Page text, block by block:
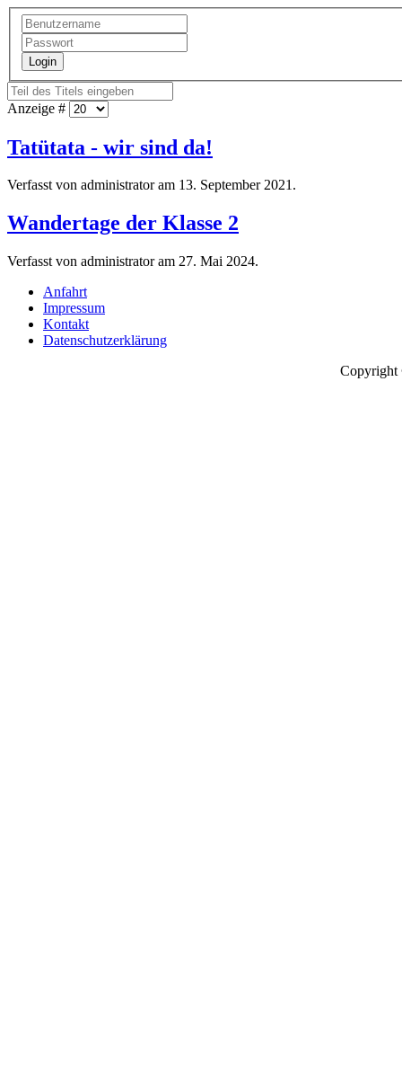
Login
Anzeige #
Tatütata - wir sind da!
Verfasst von administrator am 13. September 2021.
Wandertage der Klasse 2
Verfasst von administrator am 27. Mai 2024.
Anfahrt
Impressum
Kontakt
Datenschutzerklärung
Copyright